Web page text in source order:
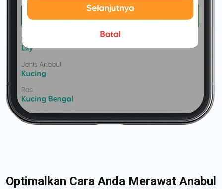
Optimalkan Cara Anda Merawat Anabul